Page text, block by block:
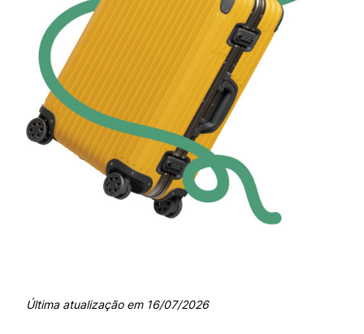
Última atualização em 16/07/2026